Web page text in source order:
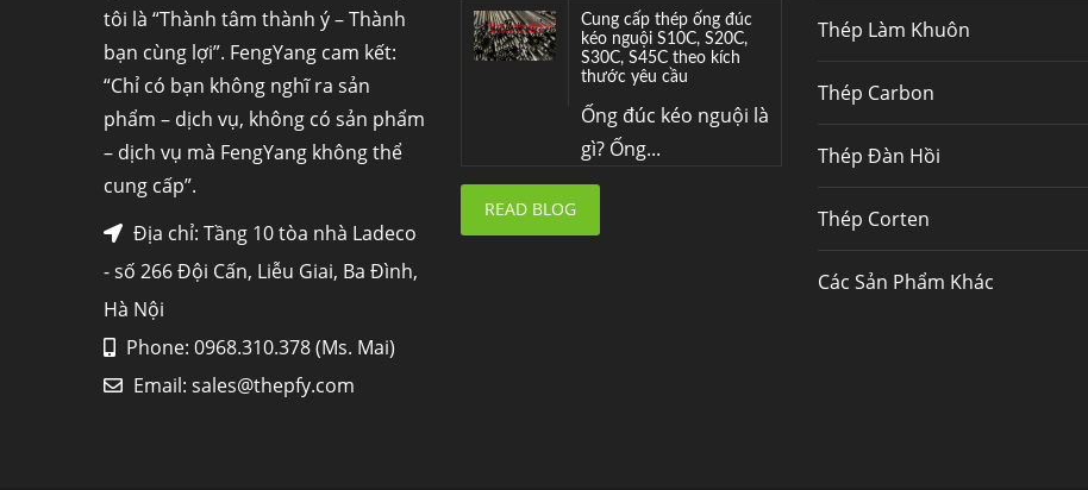
tôi là “Thành tâm thành ý – Thành
bạn cùng lợi”. FengYang cam kết:
“Chỉ có bạn không nghĩ ra sản
phẩm – dịch vụ, không có sản phẩm
– dịch vụ mà FengYang không thể
cung cấp”.
Địa chỉ: Tầng 10 tòa nhà Ladeco
- số 266 Đội Cấn, Liễu Giai, Ba Đình,
Hà Nội
Phone: 0968.310.378 (Ms. Mai)
Email: sales@thepfy.com
Cung cấp thép ống đúc
kéo nguội S10C, S20C,
S30C, S45C theo kích
thước yêu cầu
Ống đúc kéo nguội là
gì? Ống...
nhà máy thép Hòa Phát
READ BLOG
Thép Làm Khuôn
Thép Carbon
Thép Đàn Hồi
Thép Corten
Các Sản Phẩm Khác